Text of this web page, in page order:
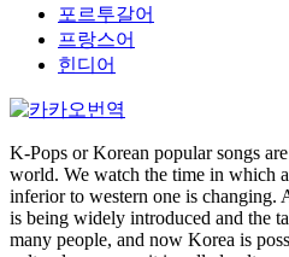
포르투갈어
프랑스어
힌디어
K-Pops or Korean popular songs
world. We watch the time in which
inferior to western one is changing.
is being widely introduced and the
many people, and now Korea is